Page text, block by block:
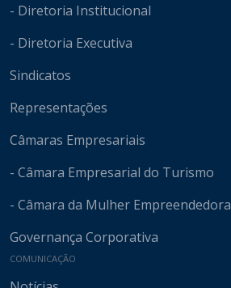
- Diretoria Institucional
- Diretoria Executiva
Sindicatos
Representações
Câmaras Empresariais
- Câmara Empresarial do Turismo
- Câmara da Mulher Empreendedora
Governança Corporativa
COMUNICAÇÃO